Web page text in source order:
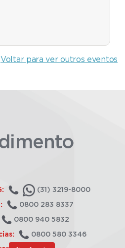
Voltar para ver outros eventos
(31) 3219-8000
0800 283 8337
0800 940 5832
0800 580 3346